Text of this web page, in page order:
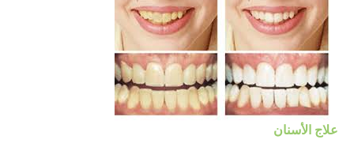
علاج الأسنان